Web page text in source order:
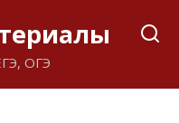
ОГЭ